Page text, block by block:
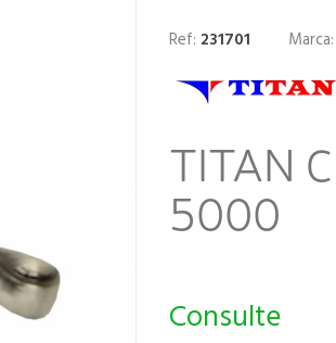
Ref: 231701
TITAN
5000
Consulte